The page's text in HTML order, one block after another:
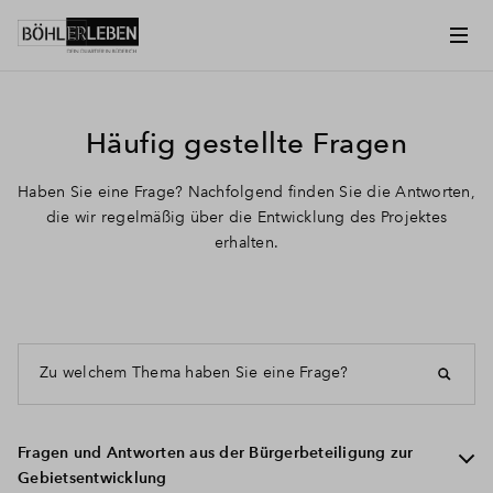
Häufig gestellte Fragen
Haben Sie eine Frage? Nachfolgend finden Sie die Antworten,
die wir regelmäßig über die Entwicklung des Projektes
erhalten.
Zu welchem Thema haben Sie eine Frage?
Fragen und Antworten aus der Bürgerbeteiligung zur
Gebietsentwicklung